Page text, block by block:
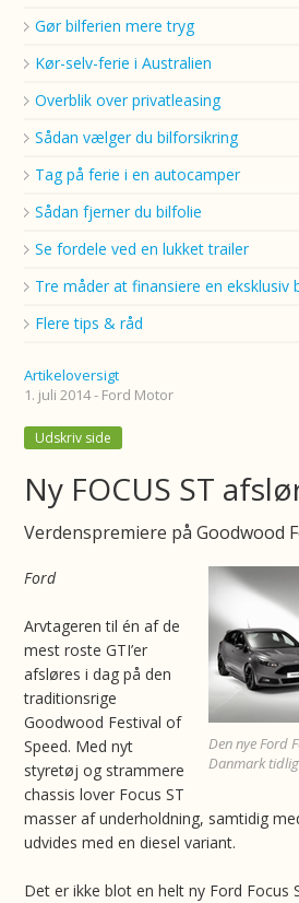
Gør bilferien mere tryg
Kør-selv-ferie i Australien
Overblik over privatleasing
Sådan vælger du bilforsikring
Tag på ferie i en autocamper
Sådan fjerner du bilfolie
Se fordele ved en lukket trailer
Tre måder at finansiere en eksklusiv
Flere tips & råd
Artikeloversigt
1. juli 2014 - Ford Motor
Udskriv side
Ny FOCUS ST
Verdenspremiere på Goodwood
Den nye Ford
Danmark
Ford
Arvtageren til én af de
mest roste GTI’er
afsløres i dag på den
traditionsrige
Goodwood Festival of
Speed. Med nyt
styretøj og strammere
chassis lover Focus ST
masser af underholdning, samtidig
udvides med en diesel variant.
Det er ikke blot en helt ny Ford Focus